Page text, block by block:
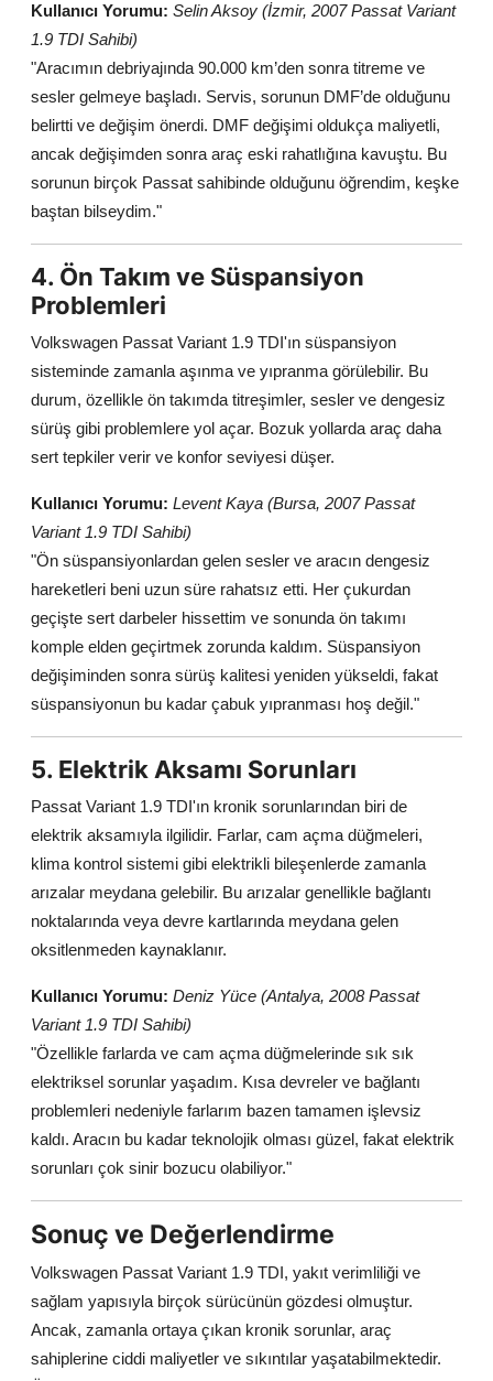
Kullanıcı Yorumu: Selin Aksoy (İzmir, 2007 Passat Variant
1.9 TDI Sahibi)
"Aracımın debriyajında 90.000 km’den sonra titreme ve
sesler gelmeye başladı. Servis, sorunun DMF’de olduğunu
belirtti ve değişim önerdi. DMF değişimi oldukça maliyetli,
ancak değişimden sonra araç eski rahatlığına kavuştu. Bu
sorunun birçok Passat sahibinde olduğunu öğrendim, keşke
baştan bilseydim."
4. Ön Takım ve Süspansiyon
Problemleri
Volkswagen Passat Variant 1.9 TDI'ın süspansiyon
sisteminde zamanla aşınma ve yıpranma görülebilir. Bu
durum, özellikle ön takımda titreşimler, sesler ve dengesiz
sürüş gibi problemlere yol açar. Bozuk yollarda araç daha
sert tepkiler verir ve konfor seviyesi düşer.
Kullanıcı Yorumu: Levent Kaya (Bursa, 2007 Passat
Variant 1.9 TDI Sahibi)
"Ön süspansiyonlardan gelen sesler ve aracın dengesiz
hareketleri beni uzun süre rahatsız etti. Her çukurdan
geçişte sert darbeler hissettim ve sonunda ön takımı
komple elden geçirtmek zorunda kaldım. Süspansiyon
değişiminden sonra sürüş kalitesi yeniden yükseldi, fakat
süspansiyonun bu kadar çabuk yıpranması hoş değil."
5. Elektrik Aksamı Sorunları
Passat Variant 1.9 TDI'ın kronik sorunlarından biri de
elektrik aksamıyla ilgilidir. Farlar, cam açma düğmeleri,
klima kontrol sistemi gibi elektrikli bileşenlerde zamanla
arızalar meydana gelebilir. Bu arızalar genellikle bağlantı
noktalarında veya devre kartlarında meydana gelen
oksitlenmeden kaynaklanır.
Kullanıcı Yorumu: Deniz Yüce (Antalya, 2008 Passat
Variant 1.9 TDI Sahibi)
"Özellikle farlarda ve cam açma düğmelerinde sık sık
elektriksel sorunlar yaşadım. Kısa devreler ve bağlantı
problemleri nedeniyle farlarım bazen tamamen işlevsiz
kaldı. Aracın bu kadar teknolojik olması güzel, fakat elektrik
sorunları çok sinir bozucu olabiliyor."
Sonuç ve Değerlendirme
Volkswagen Passat Variant 1.9 TDI, yakıt verimliliği ve
sağlam yapısıyla birçok sürücünün gözdesi olmuştur.
Ancak, zamanla ortaya çıkan kronik sorunlar, araç
sahiplerine ciddi maliyetler ve sıkıntılar yaşatabilmektedir.